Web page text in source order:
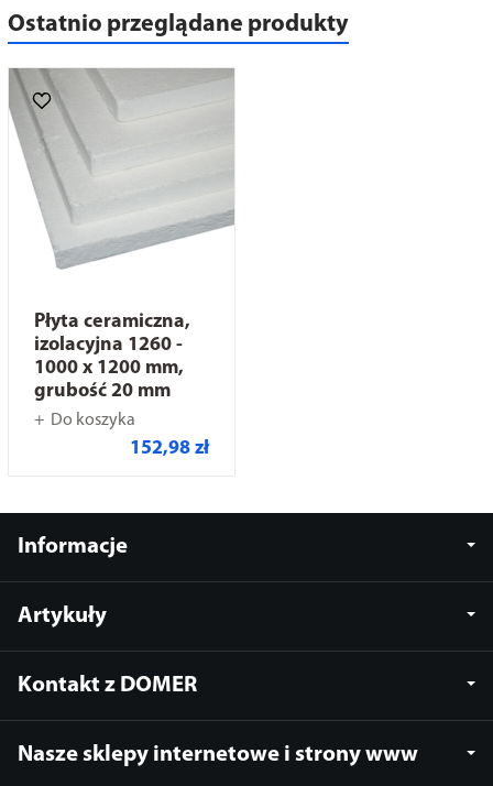
Ostatnio przeglądane produkty
Płyta ceramiczna,
izolacyjna 1260 -
1000 x 1200 mm,
grubość 20 mm
Do koszyka
152,98 zł
Informacje
Artykuły
Kontakt z DOMER
Nasze sklepy internetowe i strony www